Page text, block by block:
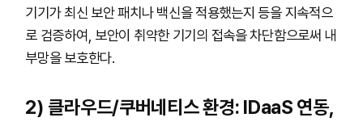
기기가 최신 보안 패치나 백신을 적용했는지 등을 지속적으
로 검증하여, 보안이 취약한 기기의 접속을 차단함으로써 내
부망을 보호한다.
2) 클라우드/쿠버네티스 환경: IDaaS 연동,